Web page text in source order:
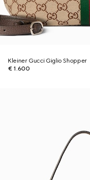
Kleiner Gucci Giglio Shopper
€ 1.600